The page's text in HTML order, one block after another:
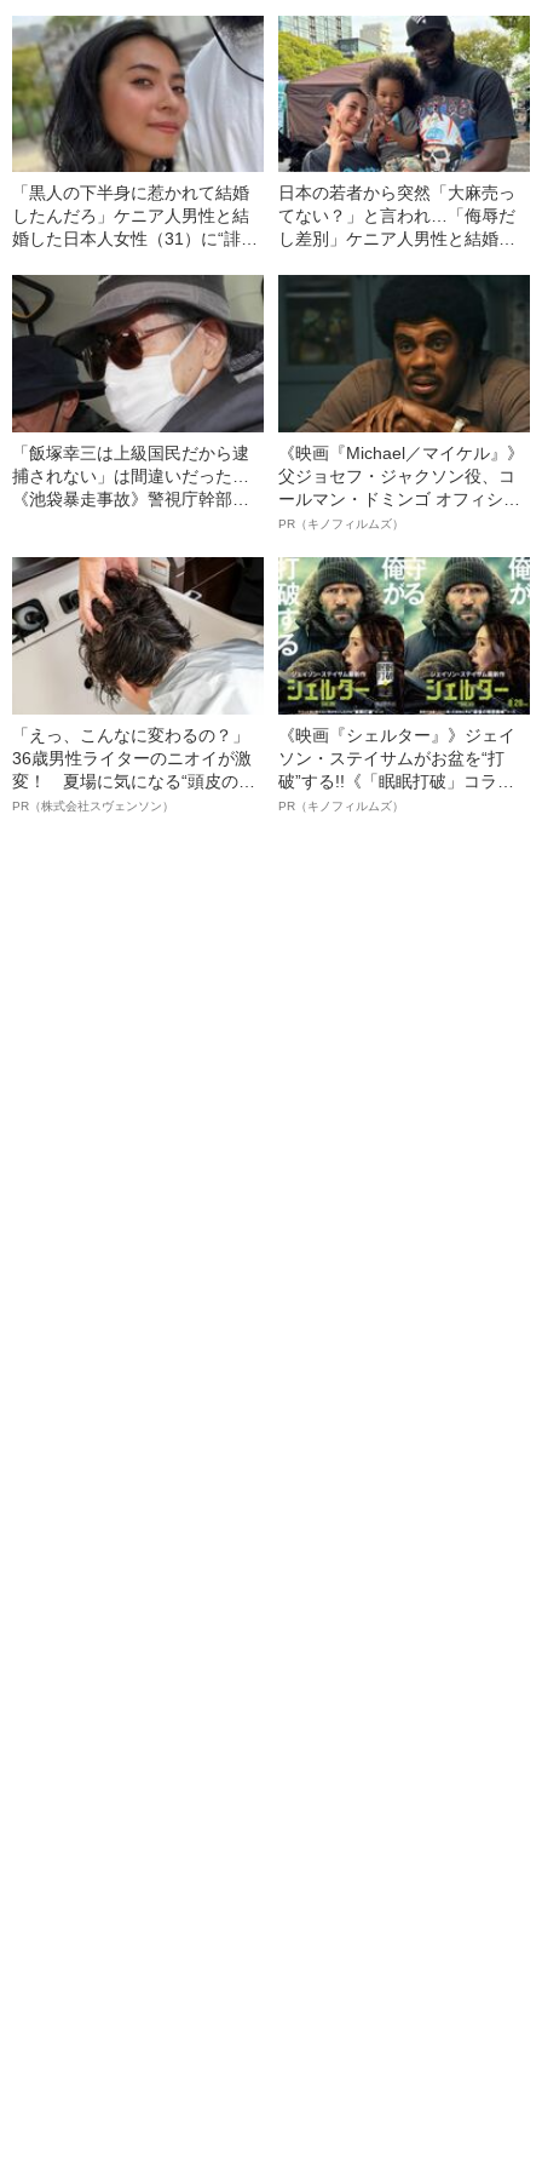
幸三を説得できなかった「長男
の葛藤」
の長男が直面した「加害者家族
への暴力」
「黒人の下半身に惹かれて結婚
したんだろ」ケニア人男性と結
婚した日本人女性（31）に“誹謗
感じる“外国人差別”のリアル
日本の若者から突然「大麻売っ
てない？」と言われ…「侮辱だ
し差別」ケニア人男性と結婚し
す、“排外主義的な風潮”への苦悩
「飯塚幸三は上級国民だから逮
捕されない」は間違いだった…
《池袋暴走事故》警視庁幹部が
《映画『Michael／マイケル』》
父ジョセフ・ジャクソン役、コ
ールマン・ドミンゴ オフィシャ
ルインタビュー“観客を魅了した
語る”《日本興収70億円突破》
PR（キノフィルムズ）
「えっ、こんなに変わるの？」
36歳男性ライターのニオイが激
変！ 夏場に気になる“頭皮のニ
オイ”や“ベタつき”を解消す
PR（株式会社スヴェンソン）
《映画『シェルター』》ジェイ
ソン・ステイサムがお盆を“打
破”する!!《「眠眠打破」コラ
ボ》
PR（キノフィルムズ）